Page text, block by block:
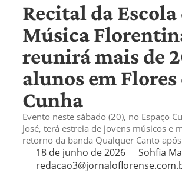
Recital da Escola
Música
reunirá mais de
alunos em Flores
Cunha
Evento neste sábado (20), no Espaço
José, terá estreia de jovens músicos e
retorno da banda Qualquer Canto
18 de junho de 2026
Sohfia